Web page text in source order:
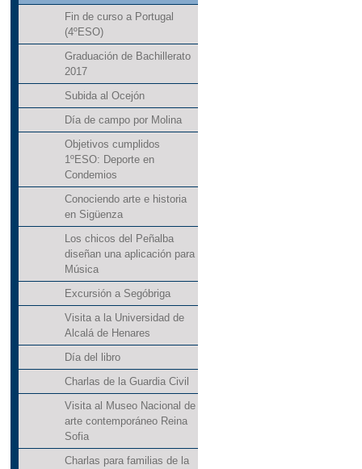
Fin de curso a Portugal
(4ºESO)
Graduación de Bachillerato
2017
Subida al Ocejón
Día de campo por Molina
Objetivos cumplidos
1ºESO: Deporte en
Condemios
Conociendo arte e historia
en Sigüenza
Los chicos del Peñalba
diseñan una aplicación para
Música
Excursión a Segóbriga
Visita a la Universidad de
Alcalá de Henares
Día del libro
Charlas de la Guardia Civil
Visita al Museo Nacional de
arte contemporáneo Reina
Sofia
Charlas para familias de la